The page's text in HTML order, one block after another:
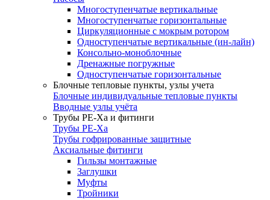
Многоступенчатые вертикальные
Многоступенчатые горизонтальные
Циркуляционные с мокрым ротором
Одноступенчатые вертикальные (ин-лайн)
Консольно-моноблочные
Дренажные погружные
Одноступенчатые горизонтальные
Блочные тепловые пункты, узлы учета
Блочные индивидуальные тепловые пункты
Вводные узлы учёта
Трубы РЕ-Ха и фитинги
Трубы РЕ-Ха
Трубы гофрированные защитные
Аксиальные фитинги
Гильзы монтажные
Заглушки
Муфты
Тройники